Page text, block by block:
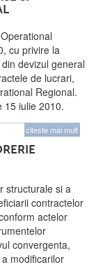
cu privire la
devizul general
de lucrari,
Regional.
15 iulie 2010.
citeste mai mult
structurale si a
contractelor
actelor
convergenta,
modificarilor